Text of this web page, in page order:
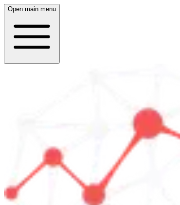
Open main menu